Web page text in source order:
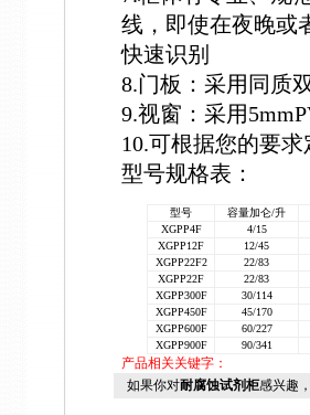
线，即使在夜晚或
快速识别
8.门板：采用同质
9.视窗：采用
10.可根据您的要
型号规格表：
型号
容量加仑/升
XGPP4F
4/15
XGPP12F
12/45
XGPP22F2
22/83
XGPP22F
22/83
XGPP300F
30/114
XGPP450F
45/170
XGPP600F
60/227
XGPP900F
90/341
产品相关关键字：
如果你对耐腐蚀试剂柜感兴趣